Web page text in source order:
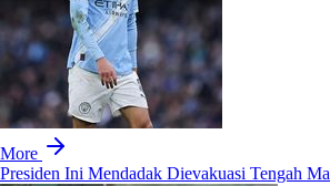
More
Presiden Ini Mendadak Dievakuasi Tengah